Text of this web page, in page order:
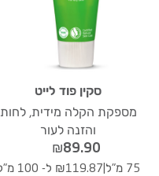
סקין פוד לייט
מספקת הקלה מידית, לחות
והזנה לעור
₪89.90
75 מ"ל ₪119.87 ל- 100 מ"ל